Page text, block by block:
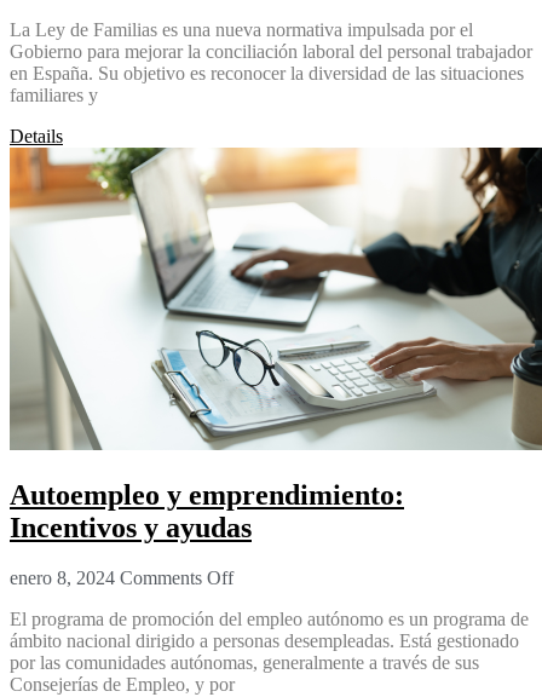
La Ley de Familias es una nueva normativa impulsada por el
Gobierno para mejorar la conciliación laboral del personal trabajador
en España. Su objetivo es reconocer la diversidad de las situaciones
familiares y
Details
Autoempleo y emprendimiento:
Incentivos y ayudas
enero 8, 2024 Comments Off
El programa de promoción del empleo autónomo es un programa de
ámbito nacional dirigido a personas desempleadas. Está gestionado
por las comunidades autónomas, generalmente a través de sus
Consejerías de Empleo, y por